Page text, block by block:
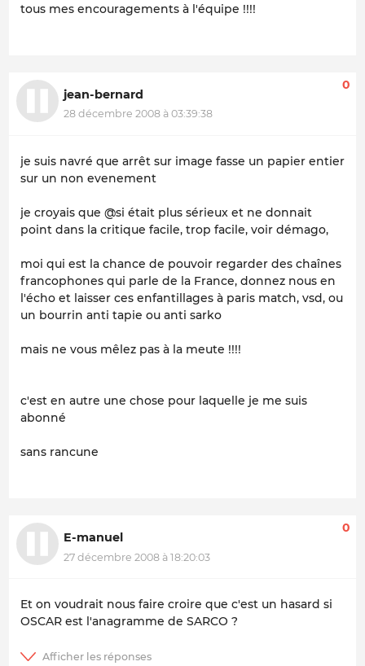
tous mes encouragements à l'équipe !!!!
jean-bernard
28 décembre 2008 à 03:39:38
0
je suis navré que arrêt sur image fasse un papier entier
sur un non evenement
je croyais que @si était plus sérieux et ne donnait
point dans la critique facile, trop facile, voir démago,
moi qui est la chance de pouvoir regarder des chaînes
francophones qui parle de la France, donnez nous en
l'écho et laisser ces enfantillages à paris match, vsd, ou
un bourrin anti tapie ou anti sarko
mais ne vous mêlez pas à la meute !!!!
c'est en autre une chose pour laquelle je me suis
abonné
sans rancune
E-manuel
27 décembre 2008 à 18:20:03
0
Et on voudrait nous faire croire que c'est un hasard si
OSCAR est l'anagramme de SARCO ?